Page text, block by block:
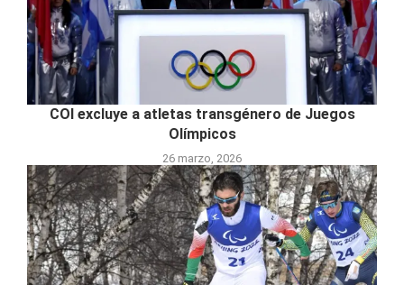
COI excluye a atletas transgénero de Juegos
Olímpicos
26 marzo, 2026